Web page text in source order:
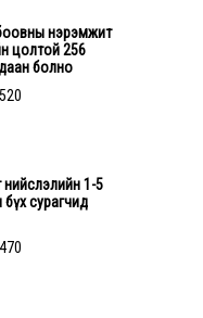
нэрэмжит
цолтой 256
болно
520
нийслэлийн 1-5
бүх сурагчид
470